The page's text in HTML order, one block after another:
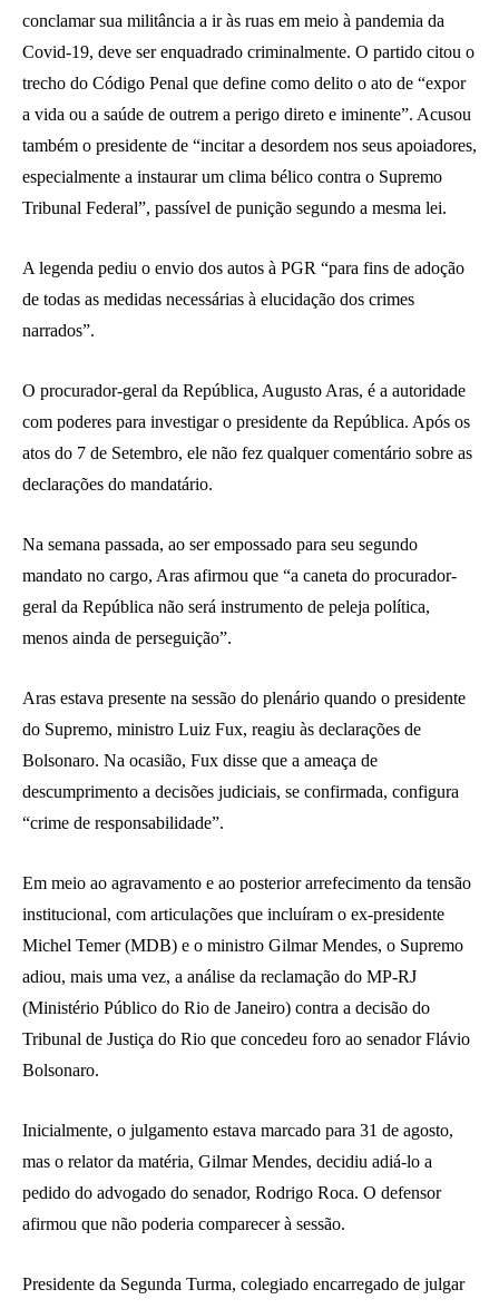
conclamar sua militância a ir às ruas em meio à pandemia da
Covid-19, deve ser enquadrado criminalmente. O partido citou o
trecho do Código Penal que define como delito o ato de “expor
a vida ou a saúde de outrem a perigo direto e iminente”. Acusou
também o presidente de “incitar a desordem nos seus apoiadores,
especialmente a instaurar um clima bélico contra o Supremo
Tribunal Federal”, passível de punição segundo a mesma lei.
A legenda pediu o envio dos autos à PGR “para fins de adoção
de todas as medidas necessárias à elucidação dos crimes
narrados”.
O procurador-geral da República, Augusto Aras, é a autoridade
com poderes para investigar o presidente da República. Após os
atos do 7 de Setembro, ele não fez qualquer comentário sobre as
declarações do mandatário.
Na semana passada, ao ser empossado para seu segundo
mandato no cargo, Aras afirmou que “a caneta do procurador-
geral da República não será instrumento de peleja política,
menos ainda de perseguição”.
Aras estava presente na sessão do plenário quando o presidente
do Supremo, ministro Luiz Fux, reagiu às declarações de
Bolsonaro. Na ocasião, Fux disse que a ameaça de
descumprimento a decisões judiciais, se confirmada, configura
“crime de responsabilidade”.
Em meio ao agravamento e ao posterior arrefecimento da tensão
institucional, com articulações que incluíram o ex-presidente
Michel Temer (MDB) e o ministro Gilmar Mendes, o Supremo
adiou, mais uma vez, a análise da reclamação do MP-RJ
(Ministério Público do Rio de Janeiro) contra a decisão do
Tribunal de Justiça do Rio que concedeu foro ao senador Flávio
Bolsonaro.
Inicialmente, o julgamento estava marcado para 31 de agosto,
mas o relator da matéria, Gilmar Mendes, decidiu adiá-lo a
pedido do advogado do senador, Rodrigo Roca. O defensor
afirmou que não poderia comparecer à sessão.
Presidente da Segunda Turma, colegiado encarregado de julgar